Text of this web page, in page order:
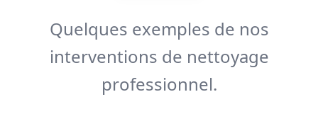
Quelques exemples de nos
interventions de nettoyage
professionnel.